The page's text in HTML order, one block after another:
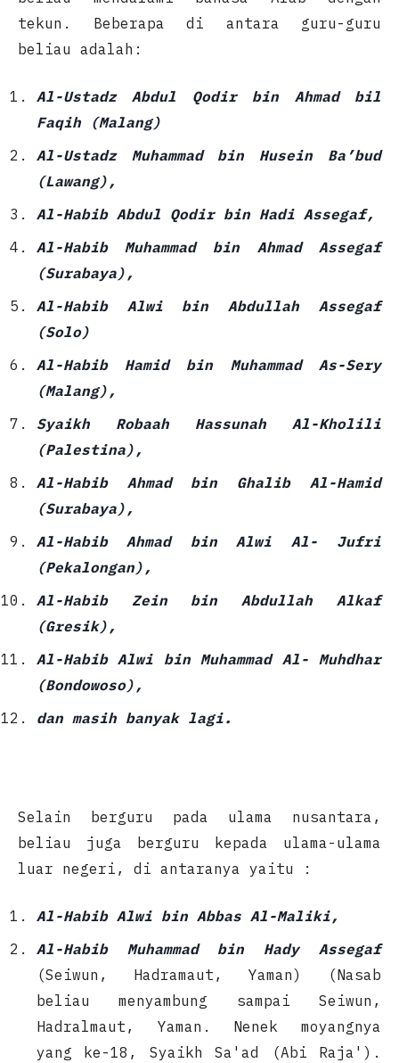
tekun. Beberapa di antara guru-guru
beliau adalah:
Al-Ustadz Abdul Qodir bin Ahmad bil
Faqih (Malang)
Al-Ustadz Muhammad bin Husein Ba’bud
(Lawang),
Al-Habib Abdul Qodir bin Hadi Assegaf,
Al-Habib Muhammad bin Ahmad Assegaf
(Surabaya),
Al-Habib Alwi bin Abdullah Assegaf
(Solo)
Al-Habib Hamid bin Muhammad As-Sery
(Malang),
Syaikh Robaah Hassunah Al-Kholili
(Palestina),
Al-Habib Ahmad bin Ghalib Al-Hamid
(Surabaya),
Al-Habib Ahmad bin Alwi Al- Jufri
(Pekalongan),
Al-Habib Zein bin Abdullah Alkaf
(Gresik),
Al-Habib Alwi bin Muhammad Al- Muhdhar
(Bondowoso),
dan masih banyak lagi.
Selain berguru pada ulama nusantara,
beliau juga berguru kepada ulama-ulama
luar negeri, di antaranya yaitu :
Al-Habib Alwi bin Abbas Al-Maliki,
Al-Habib Muhammad bin Hady Assegaf
(Seiwun, Hadramaut, Yaman) (Nasab
beliau menyambung sampai Seiwun,
Hadralmaut, Yaman. Nenek moyangnya
yang ke-18, Syaikh Sa'ad (Abi Raja').